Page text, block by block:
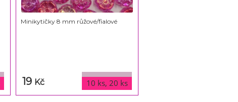
Minikytičky 8 mm růžové/fialové
varianty
10 ks, 20 ks
19 Kč